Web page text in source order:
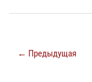
← Предыдущая